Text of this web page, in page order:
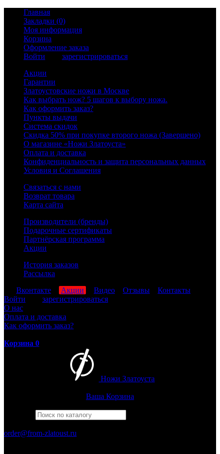
Главная
Закладки (0)
Моя информация
Корзина
Оформление заказа
Войти
зарегистрироваться
Акции
Гарантии
Златоустовские ножи в Москве
Как выбрать нож? 5 шагов к выбору ножа.
Как оформить заказ?
Пункты выдачи
Система скидок
Скидка 50% при покупке второго ножа (Завершено)
О магазине «Ножи Златоуста»
Оплата и доставка
Конфиденциальность и защита персональных данных
Условия и Соглашения
Связаться с нами
Возврат товара
Карта сайта
Производители (бренды)
Подарочные сертификаты
Партнёрская программа
Акции
История заказов
Рассылка
Вконтакте Акции Видео Отзывы
Контакты
Войти
зарегистрироваться
О нас
Оплата и доставка
Как оформить заказ?
Корзина 0
Ножи Златоуста
Ваша Корзина
order@from-zlatoust.ru